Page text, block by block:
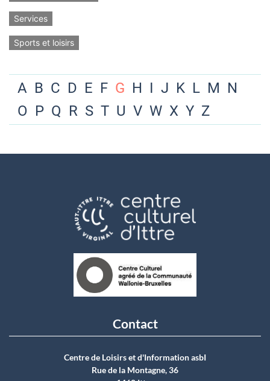
Services
Sports et loisirs
A B C D E F G H I J K L M N
O P Q R S T U V W X Y Z
Contact
Centre de Loisirs et d'Information asbI
Rue de la Montagne, 36